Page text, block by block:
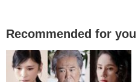
Recommended for you